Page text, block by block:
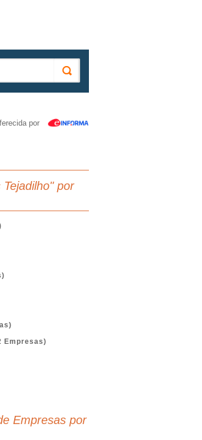
por
por
Empresas)
Empresas por